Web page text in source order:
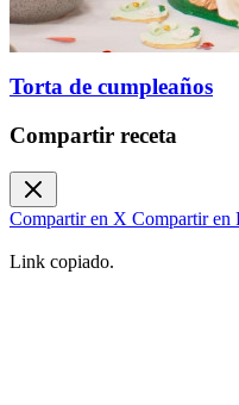
Torta de cumpleaños
Compartir receta
Compartir en X Compartir en
Link copiado.